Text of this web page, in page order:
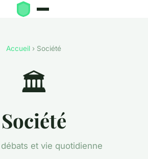
Accueil › Société
🏛️
Société
et vie quotidienne